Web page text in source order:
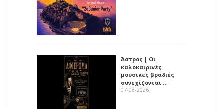
Άστρος | Οι
καλοκαιρινές
μουσικές βραδιές
συνεχίζονται …
07-08-2026